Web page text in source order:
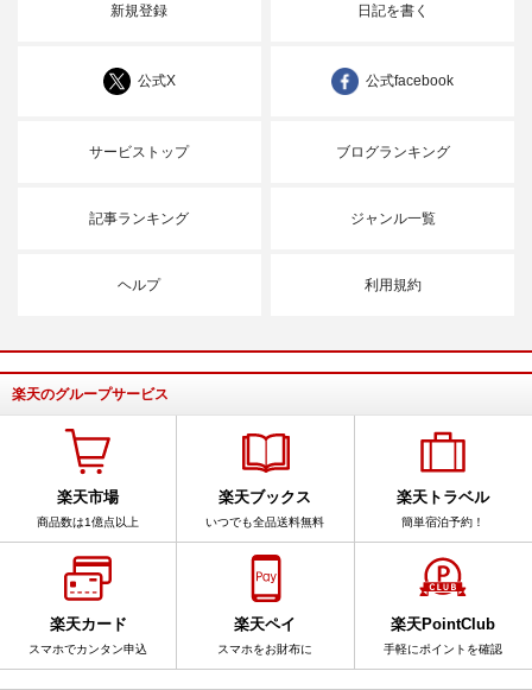
新規登録 日記を書く
公式X 公式facebook
サービストップ ブログランキング
記事ランキング ジャンル一覧
ヘルプ 利用規約
楽天のグループサービス
楽天市場
商品数は1億点以上
楽天ブックス
いつでも全品送料無料
楽天トラベル
簡単宿泊予約！
楽天カード
スマホでカンタン申込
楽天ペイ
スマホをお財布に
楽天PointClub
手軽にポイントを確認